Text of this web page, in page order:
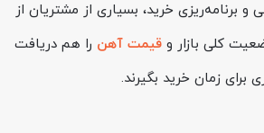
و برنامه‌ریزی خرید، بسیاری از مشتریان از
کلی بازار و قیمت آهن را هم دریافت
برای زمان خرید بگیرند.